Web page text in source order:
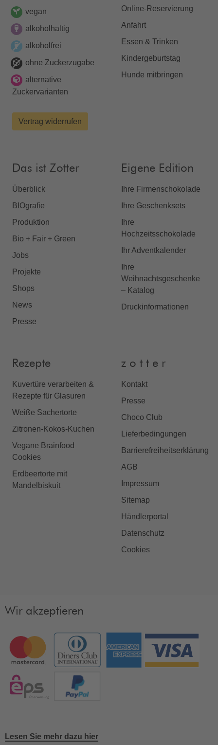
vegan
alkoholhaltig
alkoholfrei
ohne Zuckerzugabe
alternative
Zuckervarianten
Vertrag widerrufen
Online-Reservierung
Anfahrt
Essen & Trinken
Kindergeburtstag
Hunde mitbringen
Das ist Zotter
Überblick
BIOgrafie
Produktion
Bio + Fair + Green
Jobs
Projekte
Shops
News
Presse
Eigene Edition
Ihre Firmenschokolade
Ihre Geschenksets
Ihre
Hochzeitsschokolade
Ihr Adventkalender
Ihre
Weihnachtsgeschenke
– Katalog
Druckinformationen
Rezepte
Kuvertüre verarbeiten &
Rezepte für Glasuren
Weiße Sachertorte
Zitronen-Kokos-Kuchen
Vegane Brainfood
Cookies
Erdbeertorte mit
Mandelbiskuit
z o t t e r
Kontakt
Presse
Choco Club
Lieferbedingungen
Barrierefreiheitserklärung
AGB
Impressum
Sitemap
Händlerportal
Datenschutz
Cookies
Wir akzeptieren
Lesen Sie mehr dazu hier